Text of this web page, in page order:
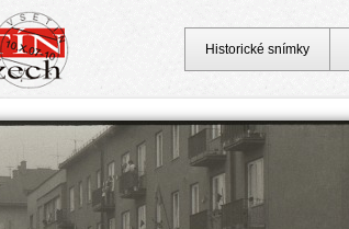
Historické snímky